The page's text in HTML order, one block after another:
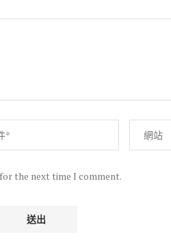
the next time I comment.